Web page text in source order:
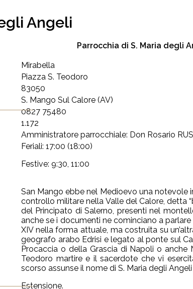
Angeli
Parrocchia di S. Maria degli
Mirabella
Piazza S. Teodoro
83050
S. Mango Sul Calore (AV)
0827 75480
1.172
Amministratore parrocchiale: Don Rosario
Feriali: 17:00 (18:00)
Festive: 9:30, 11:00
San Mango ebbe nel Medioevo una notevole
controllo militare nella Valle del Calore, detta
del Principato di Salerno, presenti nel
anche se i documenti ne cominciano a
XIV nella forma attuale, ma costruita su
geografo arabo Edrisi e legato al ponte sul
Procaccia o della Grascia di Napoli o anche
Teodoro martire e il sacerdote che vi
scorso assunse il nome di S. Maria degli
Estensione.